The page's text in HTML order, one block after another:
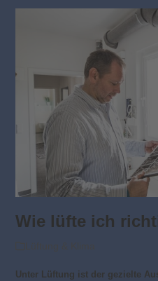
Wie lüfte ich
Unter Lüftung ist der gezielte